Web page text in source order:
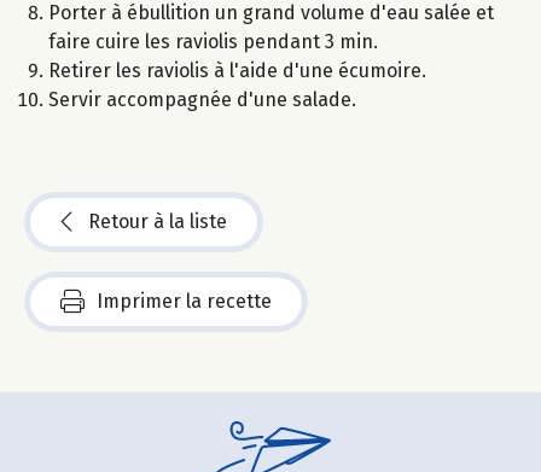
Porter à ébullition un grand volume d'eau salée et
faire cuire les raviolis pendant 3 min.
Retirer les raviolis à l'aide d'une écumoire.
Servir accompagnée d'une salade.
Retour à la liste
Imprimer la recette